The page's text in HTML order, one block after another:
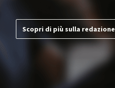
Scopri di più sulla redazione